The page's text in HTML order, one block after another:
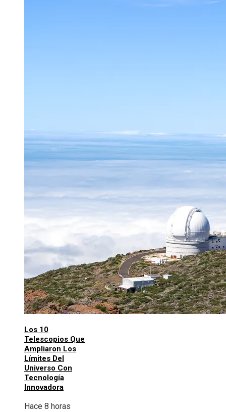
Los 10
Telescopios Que
Ampliaron Los
Límites Del
Universo Con
Tecnología
Innovadora
Hace 8 horas